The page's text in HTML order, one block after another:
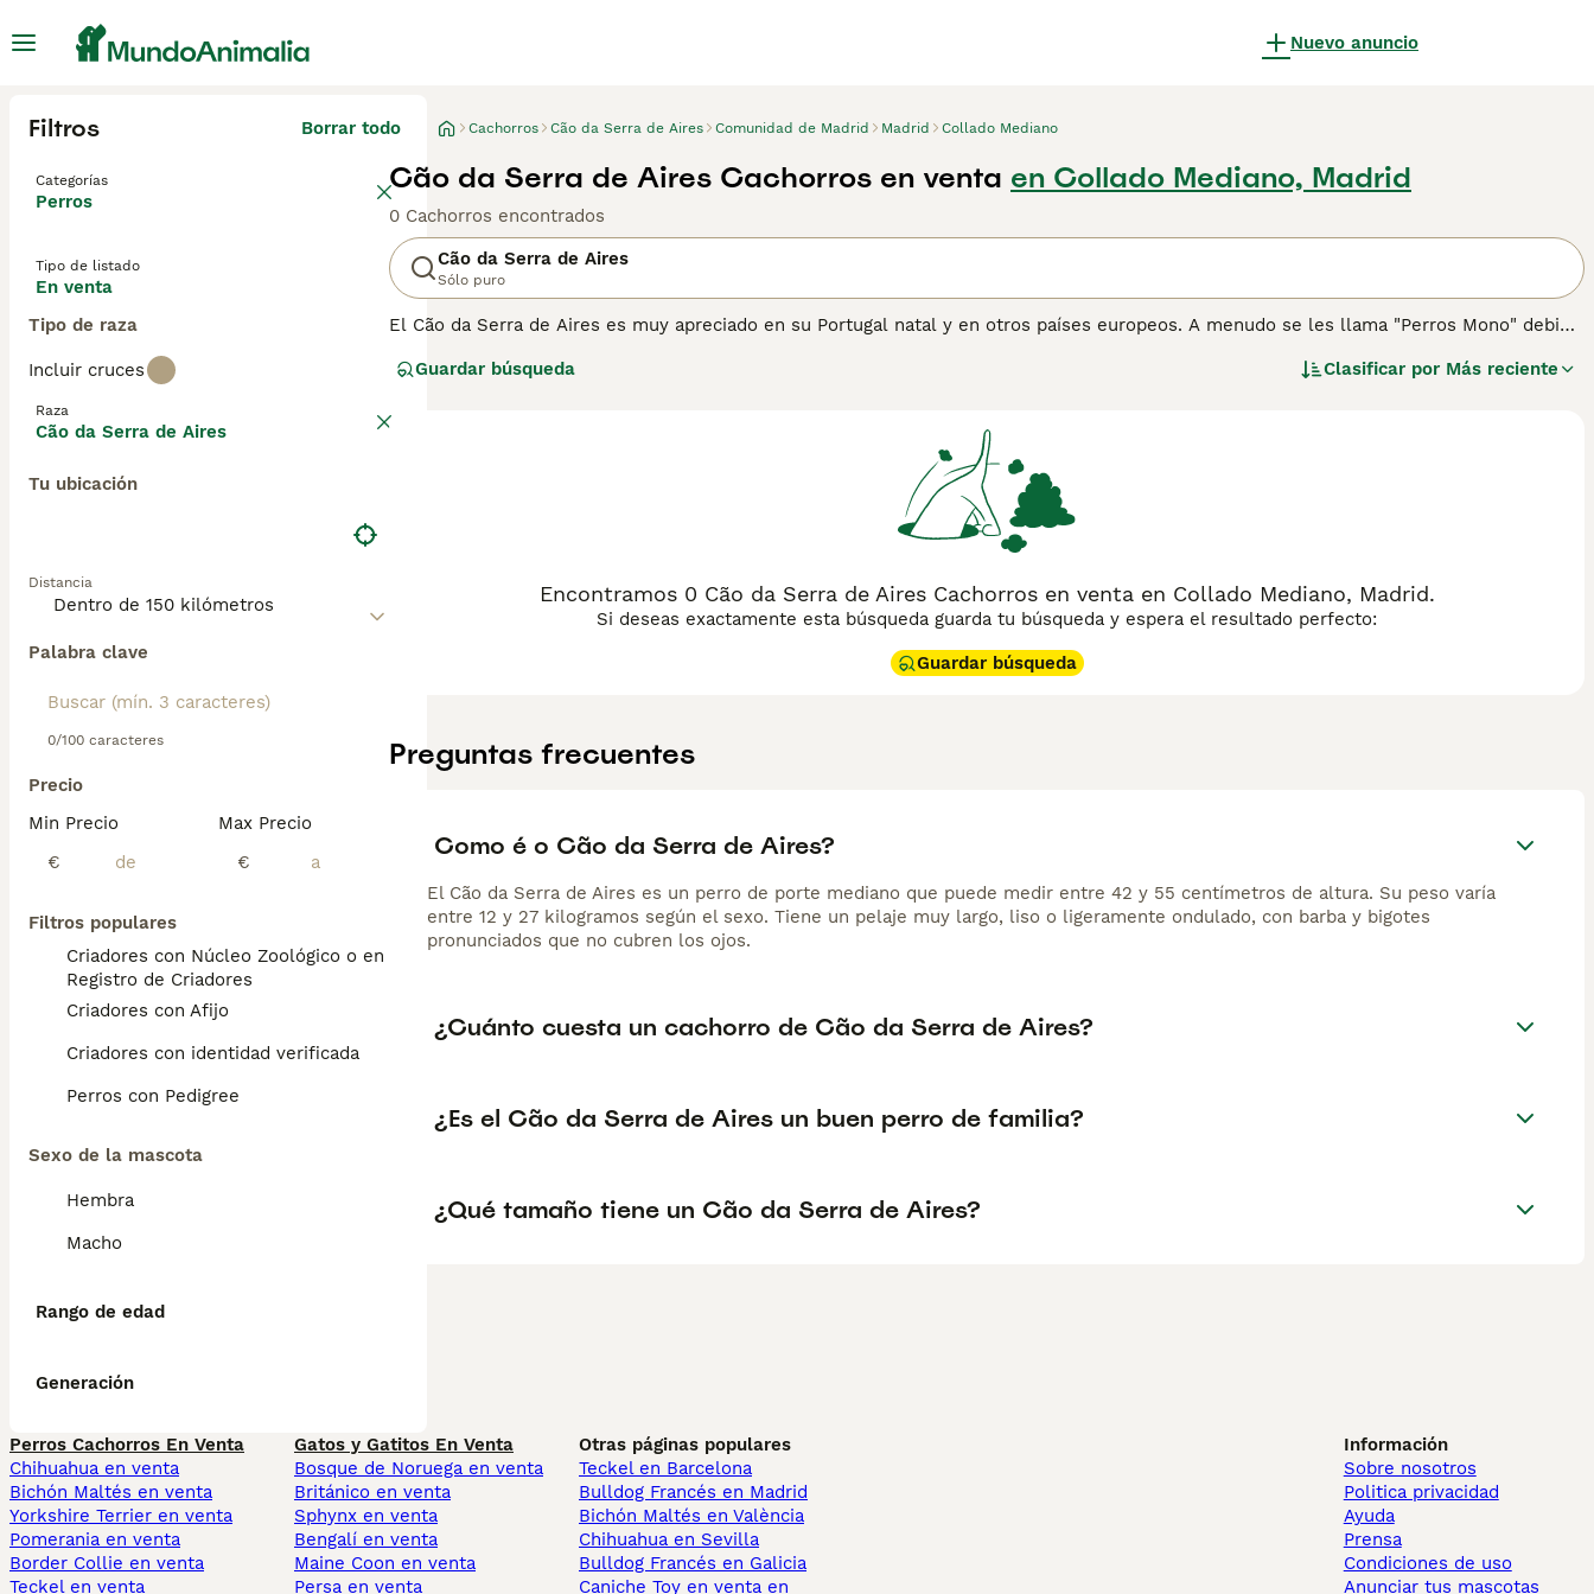
Nuevo anuncio
Filtros Borrar todo
Categorías
Perros
Tipo de listado
En venta
Tipo de raza
Incluir cruces
Raza
Cão da Serra de Aires
Tu ubicación
Distancia
Palabra clave
0/100 caracteres
Precio
Min Precio
€
Max Precio
€
Filtros populares
Criadores con Núcleo Zoológico o en el
Registro de Criadores
Criadores con Afijo
Criadores con identidad verificada
Perros con Pedigree
Sexo de la mascota
Hembra
Macho
Rango de edad
Generación
Cachorros Cão da Serra de Aires Comunidad de Madrid Madrid Collado Mediano
Cão da Serra de Aires Cachorros en venta en Collado Mediano, Madrid
0 Cachorros encontrados
Cão da Serra de Aires
Sólo puro
El Cão da Serra de Aires es muy apreciado en su Portugal natal y en otros países europeos. A menudo se les llama "Perros Mono" debido
y un gran perro de familia gracias a su naturaleza amistosa, afectuosa y leal. Lee nuestra página de consejos de compra de Cão da Serra
Guardar búsqueda Clasificar por Más reciente
Encontramos 0 Cão da Serra de Aires Cachorros en venta en Collado Mediano, Madrid.
Si deseas exactamente esta búsqueda guarda tu búsqueda y espera el resultado perfecto:
Guardar búsqueda
Preguntas frecuentes
Como é o Cão da Serra de Aires?
El Cão da Serra de Aires es un perro de porte mediano que puede medir entre 42 y 55 centímetros de altura. Su peso varía
entre 12 y 27 kilogramos según el sexo. Tiene un pelaje muy largo, liso o ligeramente ondulado, con barba y bigotes
pronunciados que no cubren los ojos.
¿Cuánto cuesta un cachorro de Cão da Serra de Aires?
¿Es el Cão da Serra de Aires un buen perro de familia?
¿Qué tamaño tiene un Cão da Serra de Aires?
Perros Cachorros En Venta
Chihuahua en venta
Bichón Maltés en venta
Yorkshire Terrier en venta
Pomerania en venta
Border Collie en venta
Teckel en venta
Gatos y Gatitos En Venta
Bosque de Noruega en venta
Británico en venta
Sphynx en venta
Bengalí en venta
Maine Coon en venta
Persa en venta
Otras páginas populares
Teckel en Barcelona
Bulldog Francés en Madrid
Bichón Maltés en València
Chihuahua en Sevilla
Bulldog Francés en Galicia
Caniche Toy en venta en
Información
Sobre nosotros
Politica privacidad
Ayuda
Prensa
Condiciones de uso
Anunciar tus mascotas